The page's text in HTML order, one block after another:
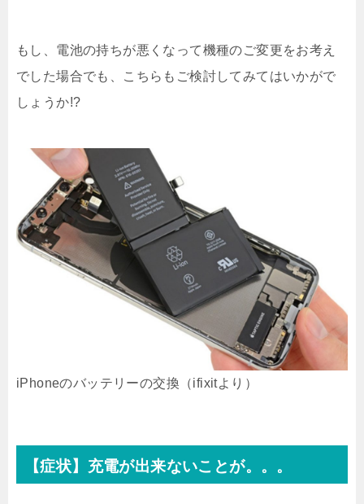
もし、電池の持ちが悪くなって機種のご変更をお考え
でした場合でも、こちらもご検討してみてはいかがで
しょうか!?
iPhoneのバッテリーの交換（ifixitより）
【症状】充電が出来ないことが。。。